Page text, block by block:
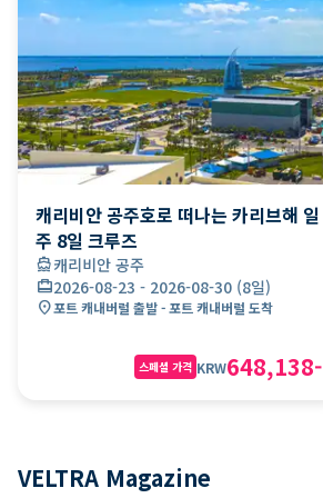
캐리비안 공주호로 떠나는 카리브해 일
주 8일 크루즈
directions_boat캐리비안 공주
card_travel2026-08-23 - 2026-08-30 (8일)
location_on포트 캐내버럴 출발 - 포트 캐내버럴 도착
스페셜 가격 KRW648,138-
VELTRA Magazine